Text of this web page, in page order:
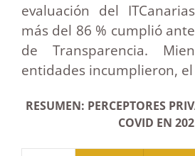
evaluación del
más del 86 % cumplió
de Transparencia.
entidades incumplieron, el
RESUMEN: PERCEPTORES
COVID EN